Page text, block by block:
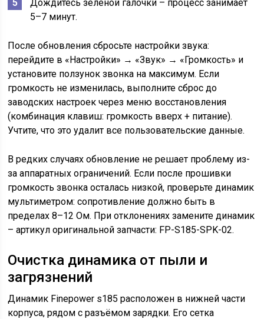
Дождитесь зелёной галочки – процесс занимает
5–7 минут.
После обновления сбросьте настройки звука:
перейдите в «Настройки» → «Звук» → «Громкость» и
установите ползунок звонка на максимум. Если
громкость не изменилась, выполните сброс до
заводских настроек через меню восстановления
(комбинация клавиш: громкость вверх + питание).
Учтите, что это удалит все пользовательские данные.
В редких случаях обновление не решает проблему из-
за аппаратных ограничений. Если после прошивки
громкость звонка осталась низкой, проверьте динамик
мультиметром: сопротивление должно быть в
пределах 8–12 Ом. При отклонениях замените динамик
– артикул оригинальной запчасти: FP-S185-SPK-02.
Очистка динамика от пыли и
загрязнений
Динамик Finepower s185 расположен в нижней части
корпуса, рядом с разъёмом зарядки. Его сетка